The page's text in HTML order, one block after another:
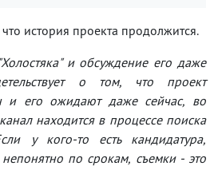
история проекта продолжится.
"Холостяка" и обсуждение его даже
о том, что проект
и его ожидают даже сейчас, во
находится в процессе поиска
у кого-то есть кандидатура,
по срокам, съемки - это